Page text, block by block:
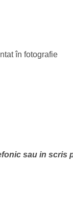
în fotografie
sau in scris